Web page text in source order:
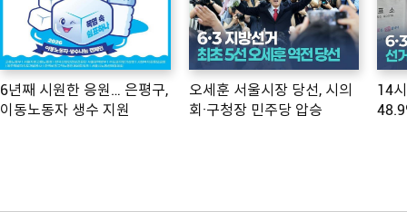
6년째 시원한 응원… 은평구,
이동노동자 생수 지원
오세훈 서울시장 당선, 시의
회·구청장 민주당 압승
14